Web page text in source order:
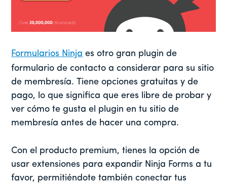
Formularios Ninja es otro gran plugin de
formulario de contacto a considerar para su sitio
de membresía. Tiene opciones gratuitas y de
pago, lo que significa que eres libre de probar y
ver cómo te gusta el plugin en tu sitio de
membresía antes de hacer una compra.
Con el producto premium, tienes la opción de
usar extensiones para expandir Ninja Forms a tu
favor, permitiéndote también conectar tus